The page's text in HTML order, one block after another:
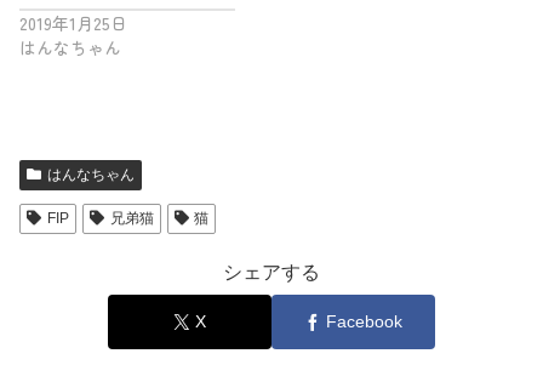
2019年1月25日
はんなちゃん
はんなちゃん
FIP 兄弟猫 猫
シェアする
X Facebook